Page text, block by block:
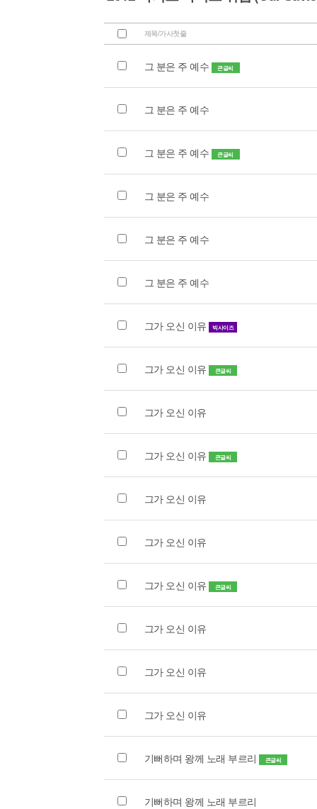
제목/가사첫줄
그 분은 주 예수 큰글씨
그 분은 주 예수
그 분은 주 예수 큰글씨
그 분은 주 예수
그 분은 주 예수
그 분은 주 예수
그가 오신 이유 빅사이즈
그가 오신 이유 큰글씨
그가 오신 이유
그가 오신 이유 큰글씨
그가 오신 이유
그가 오신 이유
그가 오신 이유 큰글씨
그가 오신 이유
그가 오신 이유
그가 오신 이유
기뻐하며 왕께 노래 부르리 큰글씨
기뻐하며 왕께 노래 부르리